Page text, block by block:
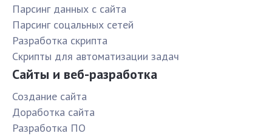
Парсинг данных с сайта
Парсинг соцальных сетей
Разработка скрипта
Скрипты для автоматизации задач
Сайты и веб-разработка
Создание сайта
Доработка сайта
Разработка ПО